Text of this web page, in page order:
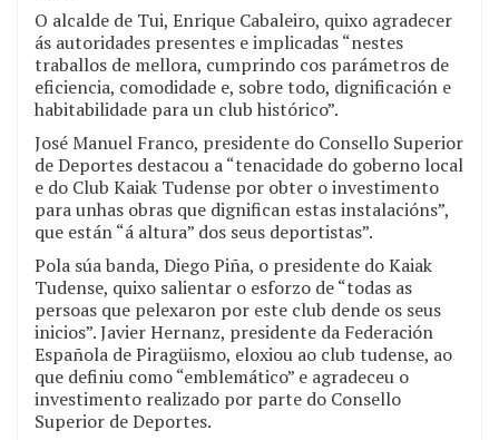
O alcalde de Tui, Enrique Cabaleiro, quixo agradecer
ás autoridades presentes e implicadas “nestes
traballos de mellora, cumprindo cos parámetros de
eficiencia, comodidade e, sobre todo, dignificación e
habitabilidade para un club histórico”.
José Manuel Franco, presidente do Consello Superior
de Deportes destacou a “tenacidade do goberno local
e do Club Kaiak Tudense por obter o investimento
para unhas obras que dignifican estas instalacións”,
que están “á altura” dos seus deportistas”.
Pola súa banda, Diego Piña, o presidente do Kaiak
Tudense, quixo salientar o esforzo de “todas as
persoas que pelexaron por este club dende os seus
inicios”. Javier Hernanz, presidente da Federación
Española de Piragüismo, eloxiou ao club tudense, ao
que definiu como “emblemático” e agradeceu o
investimento realizado por parte do Consello
Superior de Deportes.